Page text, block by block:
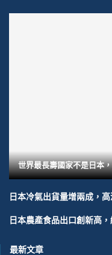
世界最長壽國家不是日本
日本冷氣出貨量增兩成，
日本農產食品出口創新高
最新文章